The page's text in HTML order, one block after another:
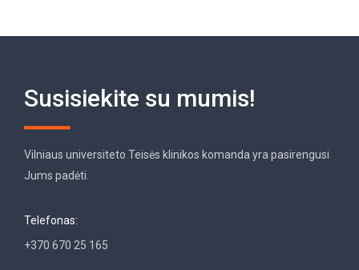
Susisiekite su mumis!
Vilniaus universiteto Teisės klinikos komanda yra pasirengusi
Jums padėti.
Telefonas:
+370 670 25 165